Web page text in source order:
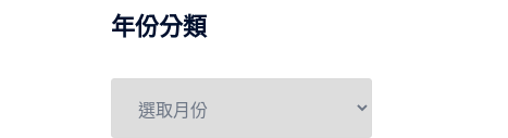
年份分類
年